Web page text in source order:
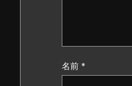
名前 *